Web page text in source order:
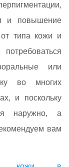
и повышение
типа кожи и
или
во многих
и поскольку
наружно, а
вам